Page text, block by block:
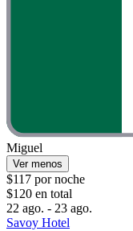
Miguel
Ver menos
$117 por noche
$120 en total
22 ago. - 23 ago.
Savoy Hotel